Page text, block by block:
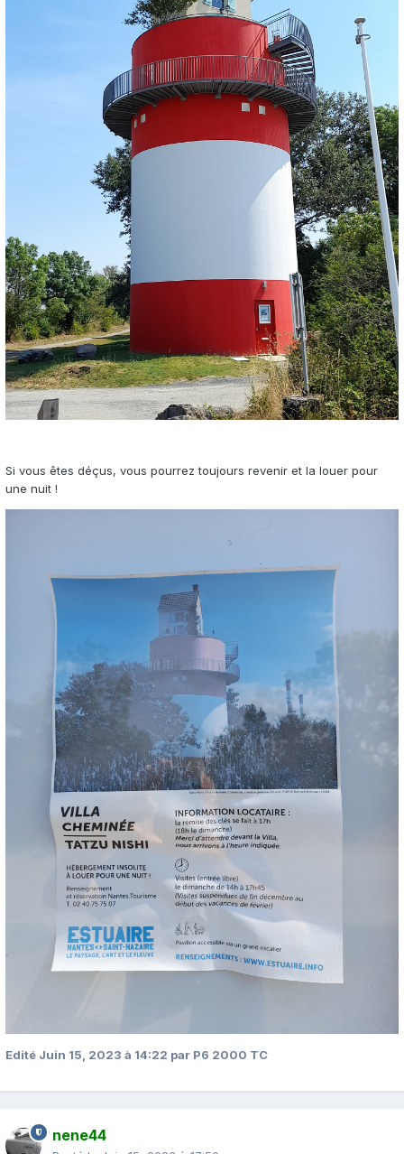
Si vous êtes déçus, vous pourrez toujours revenir et la louer pour
une nuit !
Edité Juin 15, 2023 à 14:22 par P6 2000 TC
nene44